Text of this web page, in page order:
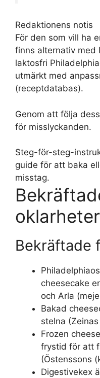
Redaktionens notis
För den som vill ha
finns alternativ med
laktosfri
utmärkt med
(receptdatabas).
Genom att följa
för misslyckanden.
Steg-för-steg-
guide för att baka
misstag.
oklarheter
Bekräftade
cheesecake
och Arla
Bakad
stelna
Frozen
frystid för att
(Östenssons
Digestivekex